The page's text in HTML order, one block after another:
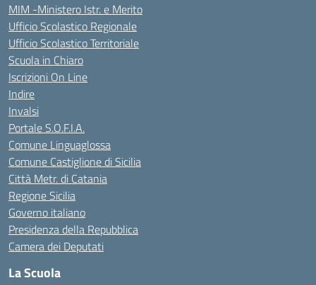
MIM -Ministero Istr. e Merito
Ufficio Scolastico Regionale
Ufficio Scolastico Territoriale
Scuola in Chiaro
Iscrizioni On Line
Indire
Invalsi
Portale S.O.F.I.A.
Comune Linguaglossa
Comune Castiglione di Sicilia
Città Metr. di Catania
Regione Sicilia
Governo italiano
Presidenza della Repubblica
Camera dei Deputati
La Scuola